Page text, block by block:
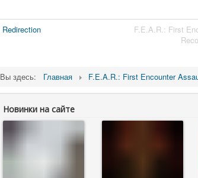
Redirection
F.E.A.R.: First
Вы здесь: Главная F.E.A.R.: First Encounter
Новинки на сайте